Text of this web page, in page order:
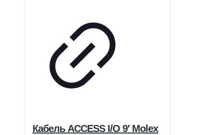
Кабель ACCESS I/O 9′ Molex